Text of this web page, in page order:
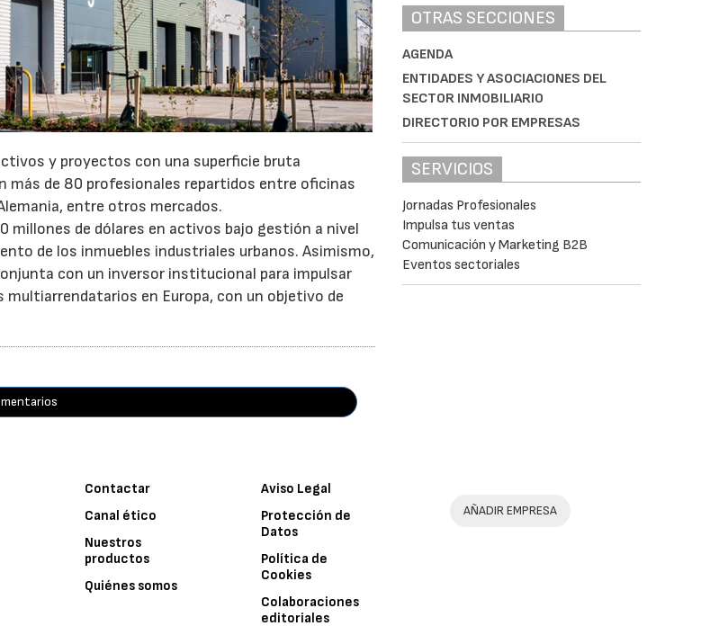
y proyectos con una superficie bruta
más de 80 profesionales repartidos entre oficinas
entre otros mercados.
millones de dólares en activos bajo gestión a nivel
de los inmuebles industriales urbanos. Asimismo,
con un inversor institucional para impulsar
en Europa, con un objetivo de
OTRAS SECCIONES
AGENDA
ENTIDADES Y ASOCIACIONES DEL
SECTOR INMOBILIARIO
DIRECTORIO POR EMPRESAS
SERVICIOS
Jornadas Profesionales
Impulsa tus ventas
Comunicación y Marketing B2B
Eventos sectoriales
Contactar
Canal ético
Nuestros
productos
Quiénes somos
Aviso Legal
Protección de
Datos
Política de
Cookies
Colaboraciones
editoriales
AÑADIR EMPRESA